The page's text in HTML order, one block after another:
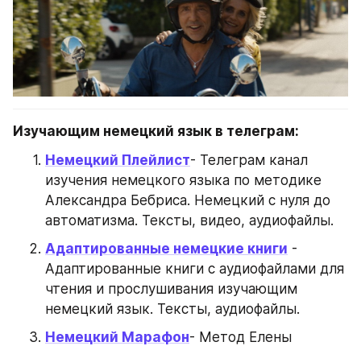
Изучающим немецкий язык в телеграм:
Немецкий Плейлист- Телеграм канал
изучения немецкого языка по методике
Александра Бебриса. Немецкий с нуля до
автоматизма. Тексты, видео, аудиофайлы.
Адаптированные немецкие книги -
Адаптированные книги с аудиофайлами для
чтения и прослушивания изучающим
немецкий язык. Тексты, аудиофайлы.
Немецкий Марафон- Метод Елены